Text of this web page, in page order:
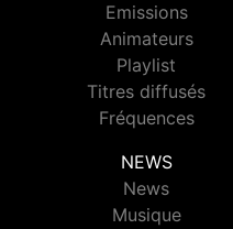
Emissions
Animateurs
Playlist
Titres diffusés
Fréquences
NEWS
News
Musique